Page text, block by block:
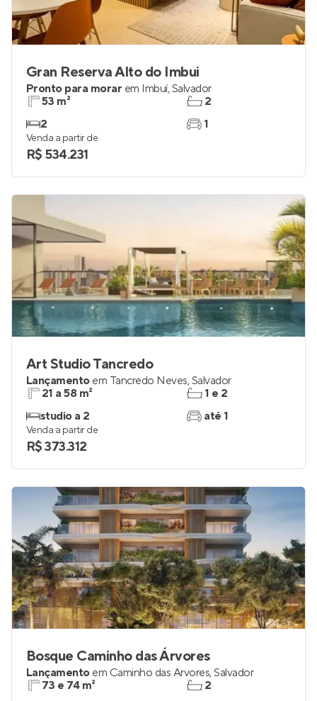
Gran Reserva Alto do Imbui
Pronto para morar em Imbuí,Salvador
53 m²
2
2
1
Venda a partir de
R$ 534.231
Art Studio Tancredo
Lançamento em Tancredo Neves,Salvador
21 a 58 m²
studio a 2
1 e 2
até 1
Venda a partir de
R$ 373.312
Bosque Caminho das Árvores
Lançamento em Caminho das Árvores,Salvador
73 e 74 m²
2